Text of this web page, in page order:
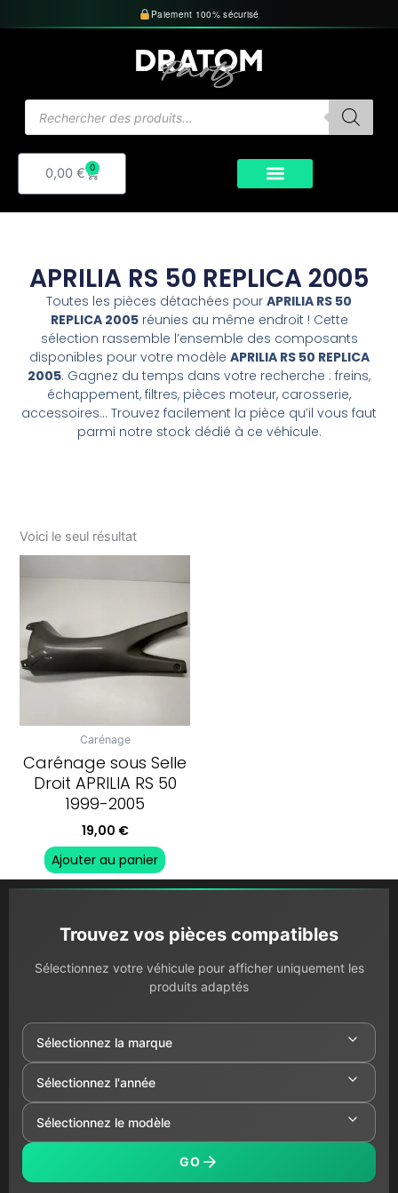
au
Paiement 100% sécurisé
de
0,00 € 0
Panier
APRILIA RS 50 REPLICA 2005
Toutes les pièces détachées pour APRILIA RS 50
REPLICA 2005réunies au même endroit ! Cette
sélection rassemble l’ensemble des composants
disponibles pour votre modèle APRILIA RS 50 REPLICA
2005. Gagnez du temps dans votre recherche : freins,
échappement, filtres, pièces moteur, carosserie,
accessoires… Trouvez facilement la pièce qu’il vous faut
parmi notre stock dédié à ce véhicule.
Voici le seul résultat
Carénage
Carénage sous Selle
Droit APRILIA RS 50
1999-2005
19,00 €
Ajouter au panier
Trouvez vos pièces compatibles
Sélectionnez votre véhicule pour afficher uniquement les
produits adaptés
GO